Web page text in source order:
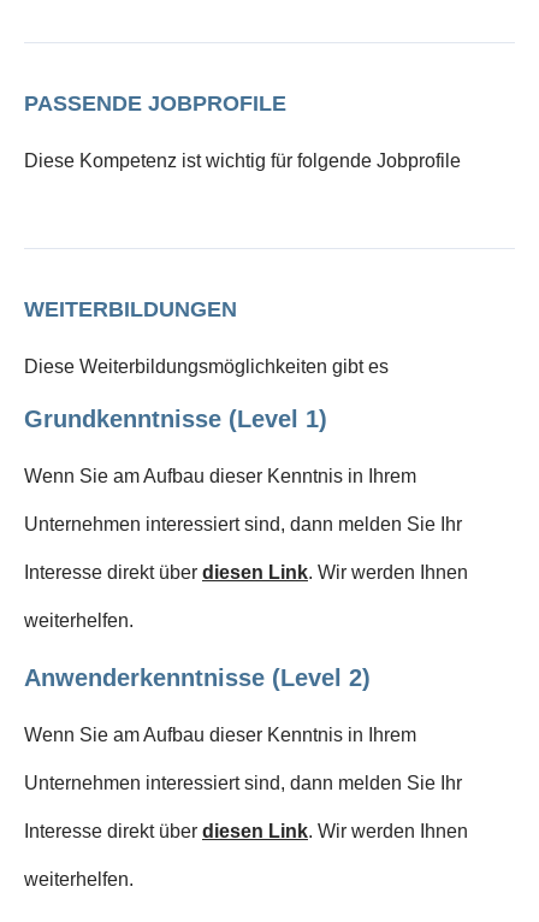
PASSENDE JOBPROFILE
Diese Kompetenz ist wichtig für folgende Jobprofile
WEITERBILDUNGEN
Diese Weiterbildungsmöglichkeiten gibt es
Grundkenntnisse (Level 1)
Wenn Sie am Aufbau dieser Kenntnis in Ihrem
Unternehmen interessiert sind, dann melden Sie Ihr
Interesse direkt über diesen Link. Wir werden Ihnen
weiterhelfen.
Anwenderkenntnisse (Level 2)
Wenn Sie am Aufbau dieser Kenntnis in Ihrem
Unternehmen interessiert sind, dann melden Sie Ihr
Interesse direkt über diesen Link. Wir werden Ihnen
weiterhelfen.